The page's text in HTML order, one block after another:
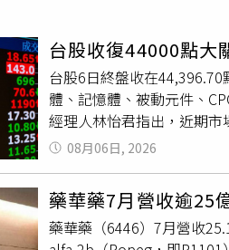
專欄
房產新勢力
台股收復44000點
台股6日終盤收在
體、記憶體、被動元件、
經理人林怡君指出，近期
動AI基礎建設投資，相關
供應鏈相關族群的跡象，
壓力有所緩和，加上全球
主要受惠於市場對美伊談判
荷姆茲海峽，帶動油價回
08月06日, 2026
藥華藥7月營收逾
藥華藥（6446）7月營收